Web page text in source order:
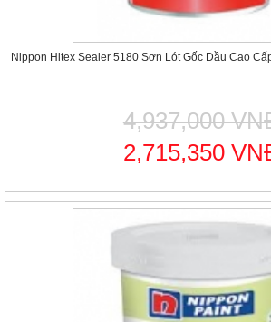
Nippon Hitex Sealer 5180 Sơn Lót Gốc Dầu Cao
4,937,000
2,715,350